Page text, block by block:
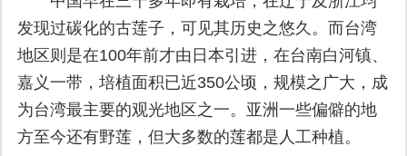
发现过碳化的古莲子，可见其历史之悠久。而台湾
地区则是在100年前才由日本引进，在台南白河镇、
嘉义一带，培植面积已近350公顷，规模之广大，成
为台湾最主要的观光地区之一。亚洲一些偏僻的地
方至今还有野莲，但大多数的莲都是人工种植。